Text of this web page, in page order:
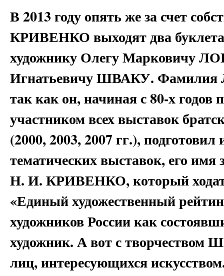
В 2013 году опять же за счет
КРИВЕНКО выходят два
художнику Олегу Марковичу
Игнатьевичу ШВАКУ. Фамилия
так как он, начиная с 80-х годов
участником всех выставок
(2000, 2003, 2007 гг.),
тематических выставок, его имя
Н. И. КРИВЕНКО, который
«Единый художественный
художников России как
художник. А вот с творчеством
лиц, интересующихся